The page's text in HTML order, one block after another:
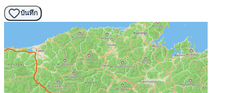
บันทึก